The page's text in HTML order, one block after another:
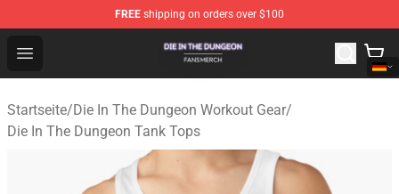
FREE shipping on orders over $100
Open menu
Die In The Dungeon Shop - Official Die In The Dungeon
Startseite/Die In The Dungeon Workout Gear/
Die In The Dungeon Tank Tops